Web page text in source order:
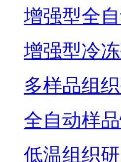
增强型全
增强型冷
多样品组
全自动样
低温组织